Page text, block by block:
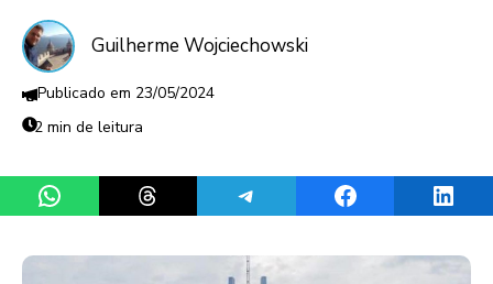
Guilherme Wojciechowski
23/05/2024
2 min de leitura
Share on WhatsAppShare on ThreadsShare on TelegramShare on Facebook